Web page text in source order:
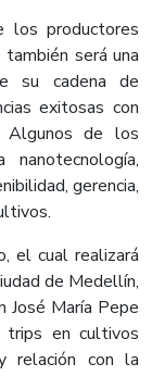
los productores
será una
su cadena de
exitosas con
Algunos de los
gerencia,
el cual realizará
de Medellín,
José María Pepe
en cultivos
relación con la